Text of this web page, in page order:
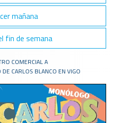
mañana
fin de semana
COMERCIAL A
CARLOS BLANCO EN VIGO